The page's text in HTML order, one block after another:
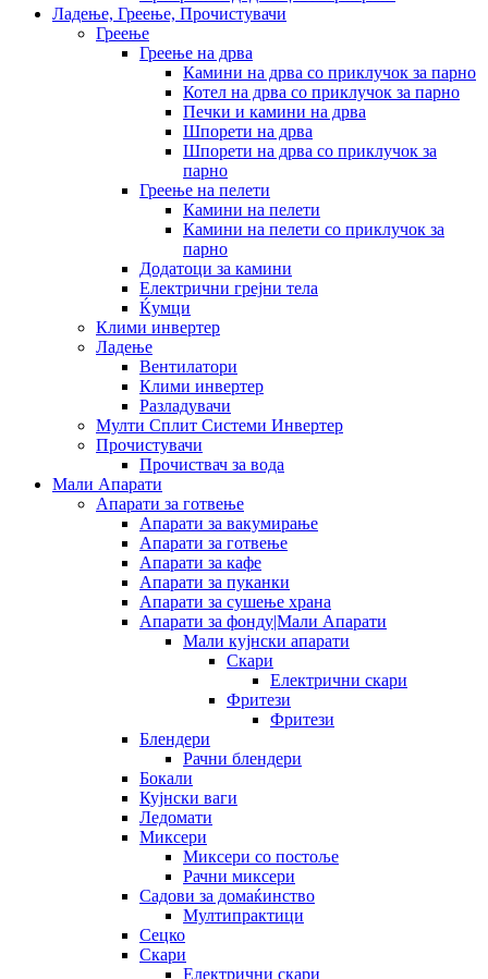
Ладење, Греење, Прочистувачи
Греење
Греење на дрва
Камини на дрва со приклучок за парно
Котел на дрва со приклучок за парно
Печки и камини на дрва
Шпорети на дрва
Шпорети на дрва со приклучок за
парно
Греење на пелети
Камини на пелети
Камини на пелети со приклучок за
парно
Додатоци за камини
Електрични грејни тела
Ќумци
Клими инвертер
Ладење
Вентилатори
Клими инвертер
Разладувачи
Мулти Сплит Системи Инвертер
Прочистувачи
Прочиствач за вода
Мали Апарати
Апарати за готвење
Апарати за вакумирање
Апарати за готвење
Апарати за кафе
Апарати за пуканки
Апарати за сушење храна
Апарати за фонду|Мали Апарати
Мали кујнски апарати
Скари
Електрични скари
Фритези
Фритези
Блендери
Рачни блендери
Бокали
Кујнски ваги
Ледомати
Миксери
Миксери со постоље
Рачни миксери
Садови за домаќинство
Мултипрактици
Сецко
Скари
Електрични скари